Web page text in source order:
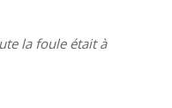
la foule était à